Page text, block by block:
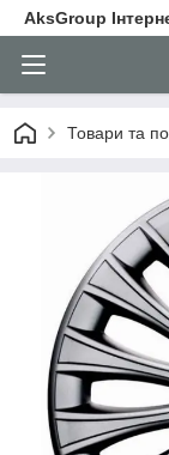
AksGroup
Товари та